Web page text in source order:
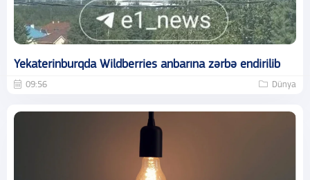
Yekaterinburqda Wildberries anbarına zərbə endirilib
09:56 Dünya